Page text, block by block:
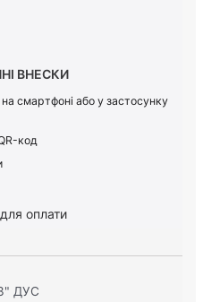
ВНЕСКИ
смартфоні або у застосунку
код
ДУС